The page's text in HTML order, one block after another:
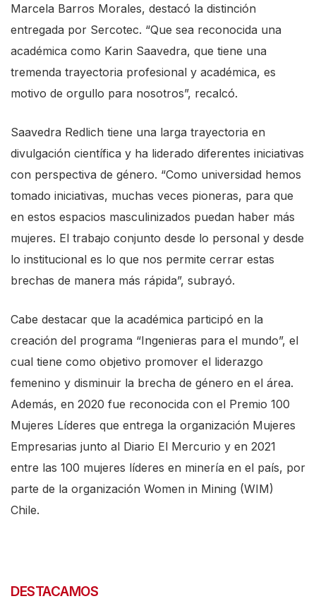
Marcela Barros Morales, destacó la distinción
entregada por Sercotec. “Que sea reconocida una
académica como Karin Saavedra, que tiene una
tremenda trayectoria profesional y académica, es
motivo de orgullo para nosotros”, recalcó.
Saavedra Redlich tiene una larga trayectoria en
divulgación científica y ha liderado diferentes iniciativas
con perspectiva de género. “Como universidad hemos
tomado iniciativas, muchas veces pioneras, para que
en estos espacios masculinizados puedan haber más
mujeres. El trabajo conjunto desde lo personal y desde
lo institucional es lo que nos permite cerrar estas
brechas de manera más rápida”, subrayó.
Cabe destacar que la académica participó en la
creación del programa “Ingenieras para el mundo”, el
cual tiene como objetivo promover el liderazgo
femenino y disminuir la brecha de género en el área.
Además, en 2020 fue reconocida con el Premio 100
Mujeres Líderes que entrega la organización Mujeres
Empresarias junto al Diario El Mercurio y en 2021
entre las 100 mujeres líderes en minería en el país, por
parte de la organización Women in Mining (WIM)
Chile.
DESTACAMOS